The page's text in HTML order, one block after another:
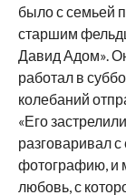
было с семьей
старшим
Давид Адом».
работал в
колебаний
«Его
разговаривал
фотографию, и
любовь, с